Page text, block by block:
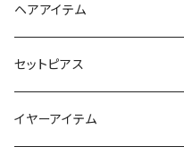
スマホリング＆グリップ
マルチショルダー
ポーチ
マチ付きポーチ
フラットポーチ
スマートキーポーチ
チャーム / カラビナ
ヘアアイテム
静電気軽減ヘアブレスレット
ポニーフック
セットピアス
イヤーアイテム